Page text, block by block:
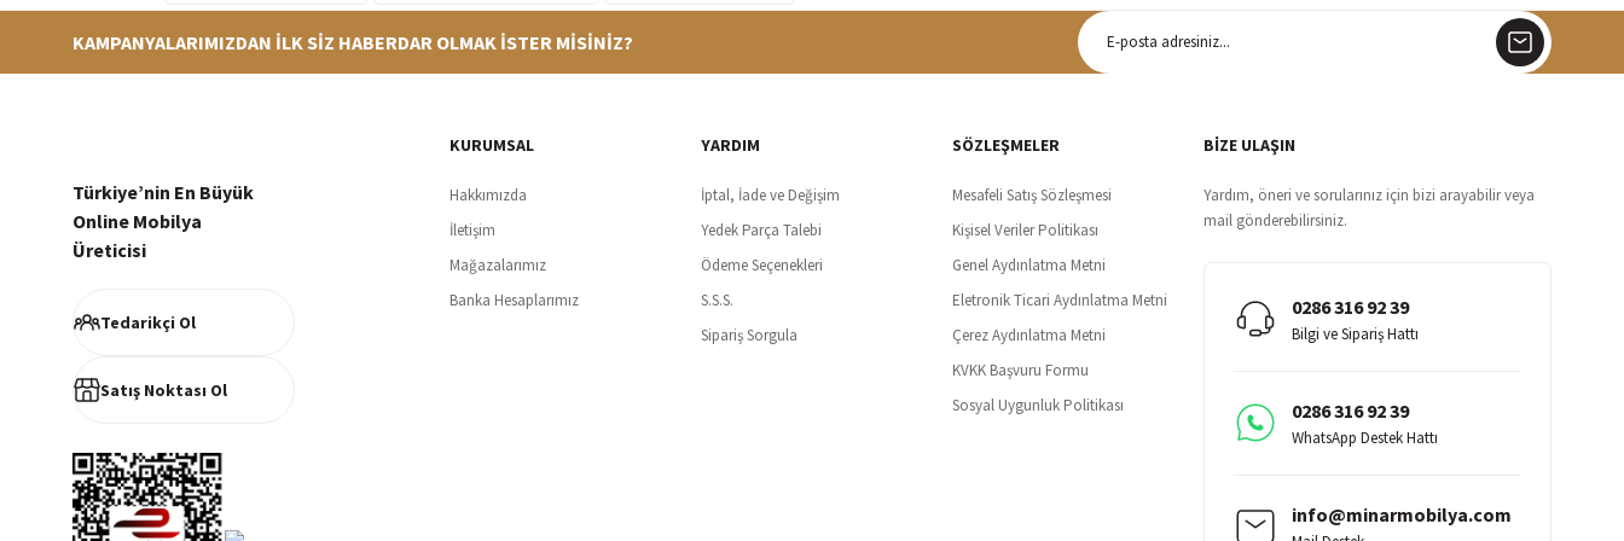
Siparişleriniz en kısa sürede hazırlanarak kargoya verilir
256Bit SSl sertifikası ve 3D ödeme ile bilgileriniz güvende
Tüm ürünlerde ücretsiz teslimat
%100 müşteri memnuniyeti odaklı ve güvenilir hizmet anlayışı
KAMPANYALARIMIZDAN İLK SİZ HABERDAR OLMAK İSTER MİSİNİZ?
Türkiye’nin En Büyük
Online Mobilya
Üreticisi
Tedarikçi Ol
Satış Noktası Ol
KURUMSAL
Hakkımızda
İletişim
Mağazalarımız
Banka Hesaplarımız
YARDIM
İptal, İade ve Değişim
Yedek Parça Talebi
Ödeme Seçenekleri
S.S.S.
Sipariş Sorgula
SÖZLEŞMELER
Mesafeli Satış Sözleşmesi
Kişisel Veriler Politikası
Genel Aydınlatma Metni
Eletronik Ticari Aydınlatma Metni
Çerez Aydınlatma Metni
KVKK Başvuru Formu
Sosyal Uygunluk Politikası
BİZE ULAŞIN
Yardım, öneri ve sorularınız için bizi arayabilir veya
mail gönderebilirsiniz.
0286 316 92 39
Bilgi ve Sipariş Hattı
0286 316 92 39
WhatsApp Destek Hattı
info@minarmobilya.com